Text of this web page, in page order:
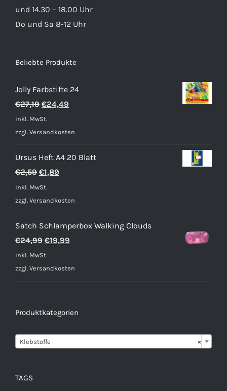
und 14.30 – 18.00 Uhr
Do und Sa 8-12 Uhr
Beliebte Produkte
Jolly Farbstifte 24
€27,19 Ursprünglicher
Preis
war:
€24,49
ist:
inkl. MwSt.
zzgl. Versandkosten
Ursus Heft A4 20 Blatt
€2,59 Ursprünglicher
Preis
war:
€1,89
ist:
inkl. MwSt.
zzgl. Versandkosten
Satch Schlamperbox Walking Clouds
€24,99 Ursprünglicher
Preis
war:
€19,99
ist:
inkl. MwSt.
zzgl. Versandkosten
Produktkategorien
×
Klebstoffe
TAGS